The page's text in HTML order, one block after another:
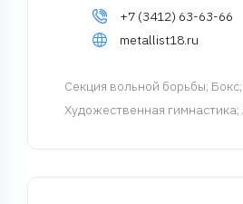
+7 (3412) 63-63-66
metallist18.ru
Cекция вольной борьбы;
Художественная